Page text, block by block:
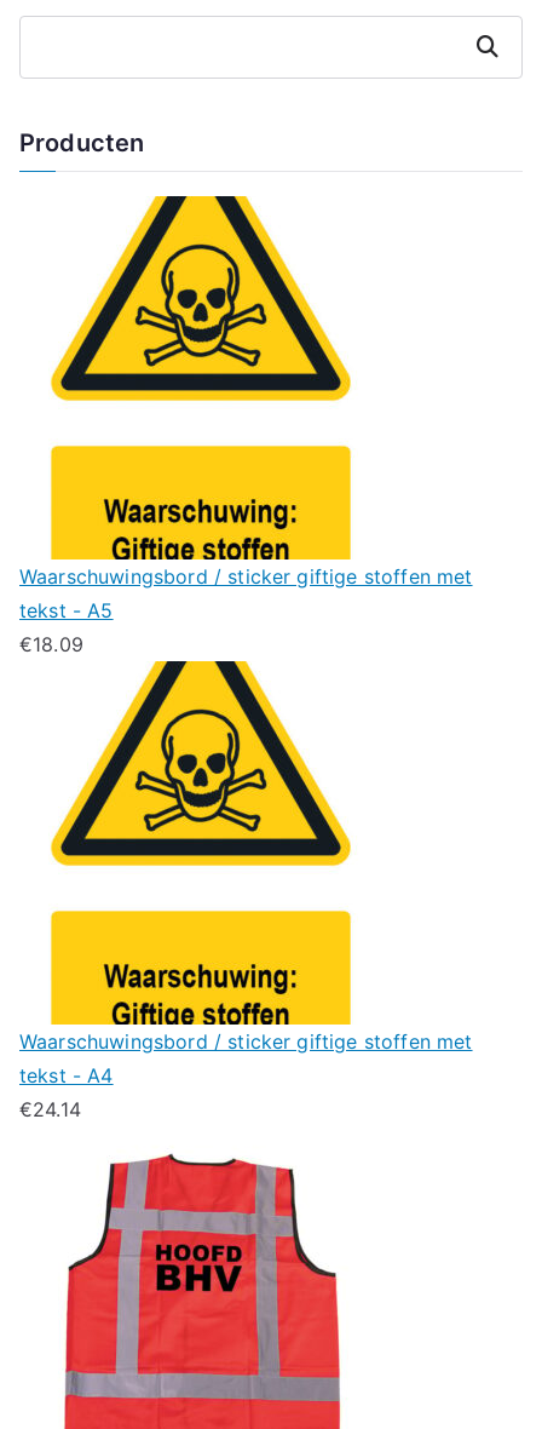
Zoeken
Producten
Waarschuwingsbord / sticker giftige stoffen met
tekst - A5
€18.09
Waarschuwingsbord / sticker giftige stoffen met
tekst - A4
€24.14